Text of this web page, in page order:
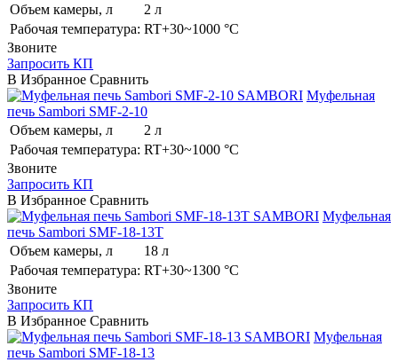
Объем камеры, л
2 л
Рабочая температура: RT+30~1000 °C
Звоните
Запросить КП
В Избранное Сравнить
SAMBORI Муфельная
печь Sambori SMF-2-10
Объем камеры, л
2 л
Рабочая температура: RT+30~1000 °C
Звоните
Запросить КП
В Избранное Сравнить
SAMBORI Муфельная
печь Sambori SMF-18-13T
Объем камеры, л
18 л
Рабочая температура: RT+30~1300 °C
Звоните
Запросить КП
В Избранное Сравнить
SAMBORI Муфельная
печь Sambori SMF-18-13